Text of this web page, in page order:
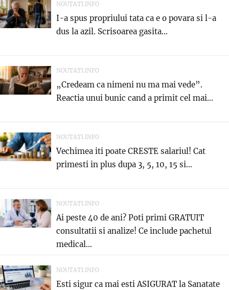
NOUTATI.INFO
I-a spus propriului tata ca e o povara si l-a
dus la azil. Scrisoarea gasita...
NOUTATI.INFO
„Credeam ca nimeni nu ma mai vede”.
Reactia unui bunic cand a primit cel mai...
NOUTATI.INFO
Vechimea iti poate CRESTE salariul! Cat
primesti in plus dupa 3, 5, 10, 15 si...
NOUTATI.INFO
Ai peste 40 de ani? Poti primi GRATUIT
consultatii si analize! Ce include pachetul
medical...
NOUTATI.INFO
Esti sigur ca mai esti ASIGURAT la Sanatate